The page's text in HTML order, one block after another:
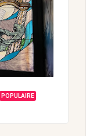
POPULAIRE